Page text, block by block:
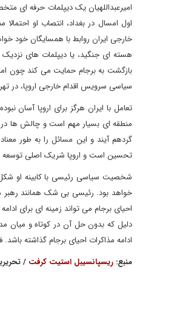
امیرعبداللهیان یک دیپلمات حرفه ای
اول امسال در بغداد، انتصاب او
خارجی ایران روابط با همسایگان خود
هسته ای جنگید، یا دیپلمات های
بازگشت به برجام حمایت می کند چون
سیاسی سرویس اقدام خارجی اروپا، در
تعامل با ایران هرگز برای اروپا آسان
منطقه ای بسیار مهم است و چالش ها در
گردهم آیند و این مسائل را به طور
تحسین است و اروپا شریک اصلی
شخصیت سیاسی رئیسی با کابینه او شکل
خواهد بود. رئیسی بی شک همانند رهبر
احیای برجام می تواند زمینه ای برای
دلیل که بدون حل آن در کوتاه و میان
ادامه مذاکرات احیای برجام گذاشته
منبع: ریسپانسیبل استیت کرفت /